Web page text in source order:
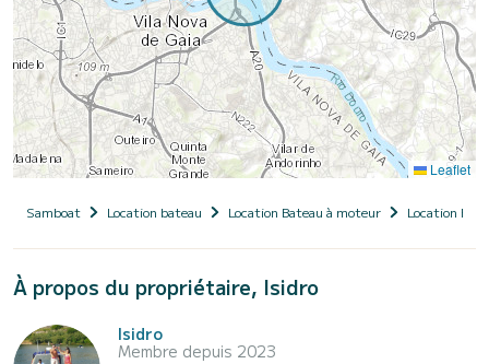
Leaflet
Samboat Location bateau Location Bateau à moteur Location
À propos du propriétaire, Isidro
Isidro
Membre depuis 2023